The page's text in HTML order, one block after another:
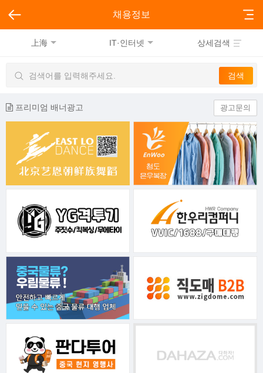
채용정보
上海 IT·인터넷 상세검색
프리미엄 배너광고 광고문의